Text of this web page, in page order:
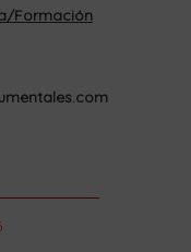
Formación